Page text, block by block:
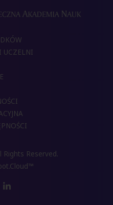
UCZELNI
Reserved.